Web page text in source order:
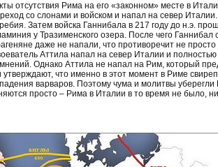
отсутствия Рима на его «законном» месте в
со слонами и войском и напал на север
Затем войска Ганнибала в 217 году до н.э.
у Тразименского озера. После чего Ганнибал
даже не напали, что противоречит не просто
Аттила напал на север Италии и
Однако Аттила не напал на Рим, который
что именно в этот момент в Риме
варваров. Поэтому чума и молитвы
просто – Рима в Италии в то время не было,